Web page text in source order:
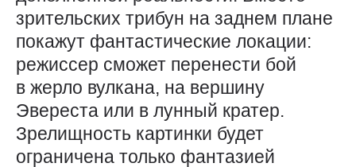
зрительских трибун на заднем плане
покажут фантастические локации: ​
режиссер сможет перенести бой
в жерло вулкана, на вершину
Эвереста или в лунный кратер.
Зрелищность картинки будет
ограничена только фантазией